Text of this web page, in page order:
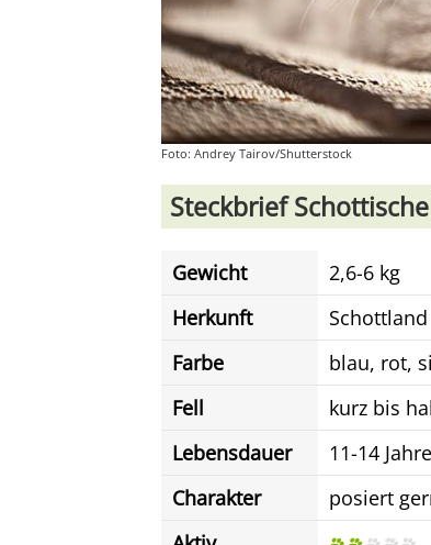
Foto: Andrey Tairov/Shutterstock
Steckbrief
Gewicht
2,6-6 kg
Herkunft
Schottland
Farbe
blau, rot,
Fell
kurz bis
Lebensdauer
11-14 Jahre
Charakter
posiert